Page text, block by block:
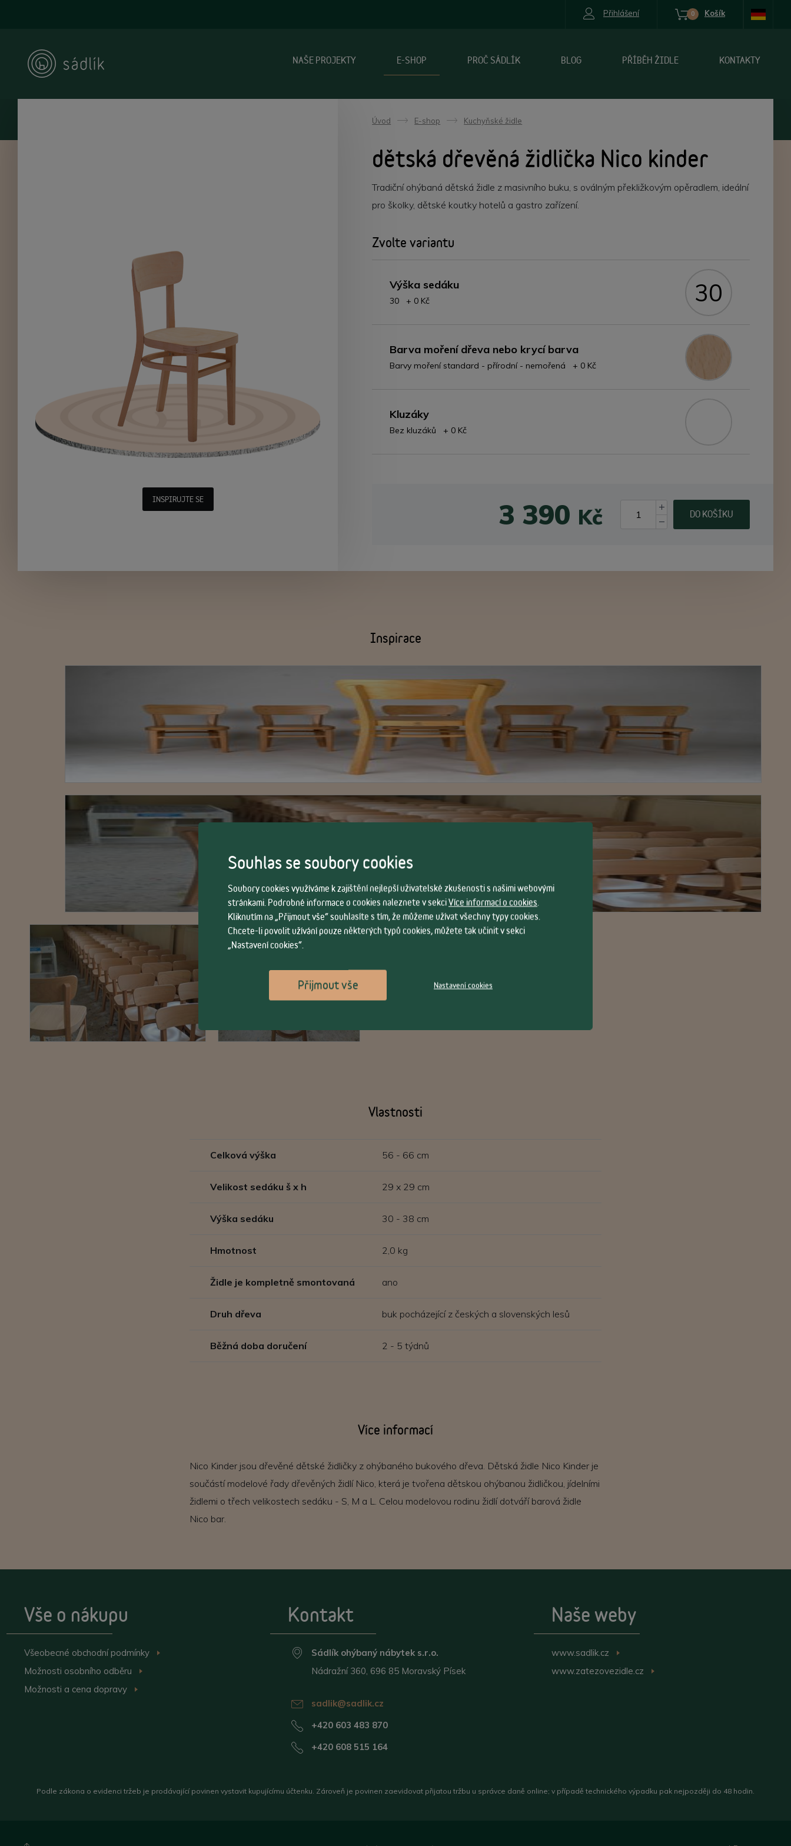
Košík
0
Přihlášení
NAŠE PROJEKTY E-SHOP PROČ SÁDLÍK BLOG PŘÍBĚH ŽIDLE KONTAKTY
Úvod ->
E-shop ->
Kuchyňské židle
dětská dřevěná židlička Nico kinder
Tradiční ohýbaná dětská židle z masivního buku, s oválným překližkovým opěradlem, ideální
pro školky, dětské koutky hotelů a gastro zařízení.
Zvolte variantu
Výška sedáku
30 + 0 Kč 30
Barva moření dřeva nebo krycí barva
Barvy moření standard - přírodní - nemořená + 0 Kč
Kluzáky
Bez kluzáků + 0 Kč
DO KOŠÍKU
3 390 Kč
INSPIRUJTE SE
Inspirace
Vlastnosti
Celková výška 56 - 66 cm
Velikost sedáku š x h 29 x 29 cm
Výška sedáku 30 - 38 cm
Hmotnost 2,0 kg
Židle je kompletně smontovaná ano
Druh dřeva buk pocházející z českých a slovenských lesů
Běžná doba doručení 2 - 5 týdnů
Více informací
Nico Kinder jsou dřevěné dětské židličky z ohýbaného bukového dřeva. Dětská židle Nico Kinder je
součástí modelové řady dřevěných židlí Nico, která je tvořena dětskou ohýbanou židličkou, jídelními
židlemi o třech velikostech sedáku - S, M a L. Celou modelovou rodinu židlí dotváří barová židle
Nico bar.
Vše o nákupu
Všeobecné obchodnípodmínky
Možnosti osobního odběru
Možnosti a cena dopravy
Kontakt
Sádlík ohýbaný nábytek s.r.o.
Nádražní 360, 696 85 Moravský Písek
sadlik@sadlik.cz
+420 603 483 870
+420 608 515 164
Naše weby
www.sadlik.cz
www.zatezovezidle.cz
Podle zákona o evidenci tržeb je prodávající povinen vystavit kupujícímu účtenku. Zároveň je povinen zaevidovat přijatou tržbu u správce daně online; v případě technického výpadku pak nejpozději do 48 hodin.
Souhlas se soubory cookies
Soubory cookies využíváme k zajištění nejlepší uživatelské zkušenosti s našimi webovými
stránkami. Podrobné informace o cookies naleznete v sekciVíce informací o cookies.
Kliknutím na „Přijmout vše“ souhlasíte s tím, že můžeme užívat všechny typy cookies.
Chcete-li povolit užívání pouze některých typů cookies, můžete tak učinit v sekci
„Nastavení cookies“.
Přijmout vše Nastavení cookies